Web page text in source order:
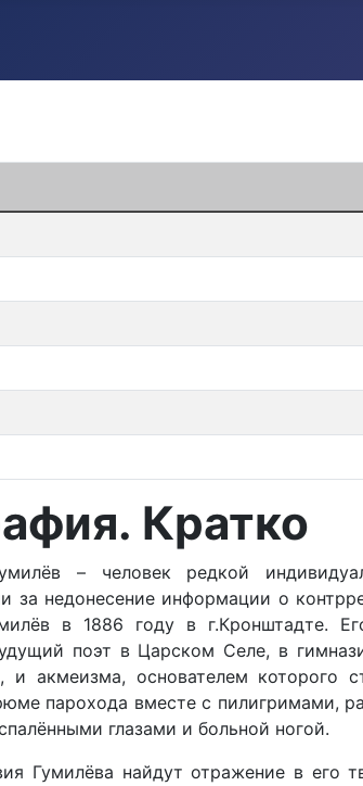
Кратко
– человек редкой
за недонесение информации о
в 1886 году в г.Кронштадте.
поэт в Царском Селе, в
и акмеизма, основателем которого
парохода вместе с пилигримами,
глазами и больной ногой.
Гумилёва найдут отражение в его